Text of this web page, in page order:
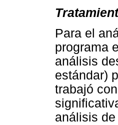
Para el
programa
análisis
estándar)
trabajó
análisis